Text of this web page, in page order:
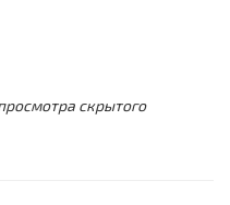
скрытого